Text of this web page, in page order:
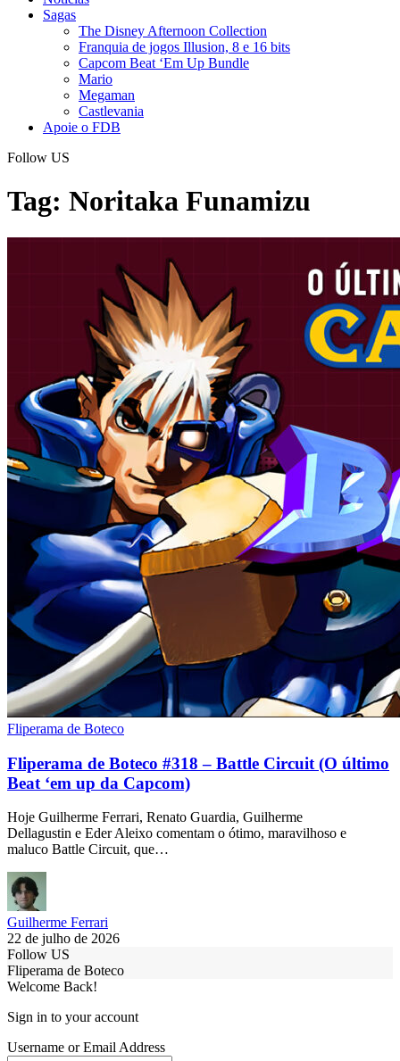
Sagas
The Disney Afternoon Collection
Franquia de jogos Illusion, 8 e 16 bits
Capcom Beat ‘Em Up Bundle
Mario
Megaman
Castlevania
Apoie o FDB
Follow US
Tag: Noritaka Funamizu
Fliperama de Boteco
Fliperama de Boteco #318 – Battle Circuit (O último
Beat ‘em up da Capcom)
Hoje Guilherme Ferrari, Renato Guardia, Guilherme
Dellagustin e Eder Aleixo comentam o ótimo, maravilhoso e
maluco Battle Circuit, que…
Guilherme Ferrari
22 de julho de 2026
Follow US
Fliperama de Boteco
Welcome Back!
Sign in to your account
Username or Email Address